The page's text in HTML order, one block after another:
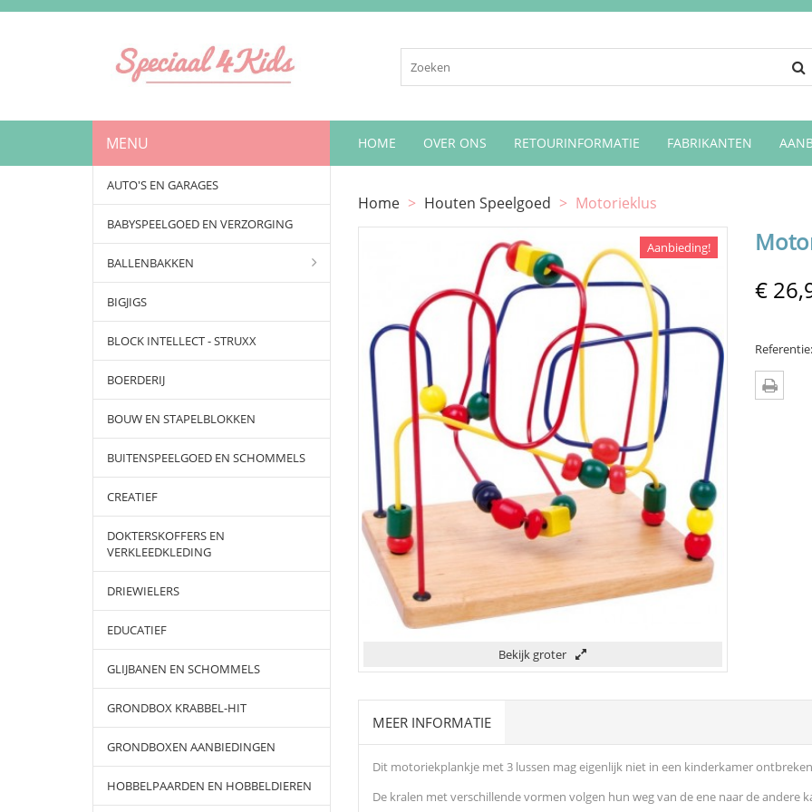
HOME OVER ONS RETOURINFORMATIE FABRIKANTEN
MENU
AUTO'S EN GARAGES
BABYSPEELGOED EN VERZORGING
BALLENBAKKEN
BIGJIGS
BLOCK INTELLECT - STRUXX
BOERDERIJ
BOUW EN STAPELBLOKKEN
BUITENSPEELGOED EN SCHOMMELS
CREATIEF
DOKTERSKOFFERS EN
VERKLEEDKLEDING
DRIEWIELERS
EDUCATIEF
GLIJBANEN EN SCHOMMELS
GRONDBOX KRABBEL-HIT
GRONDBOXEN AANBIEDINGEN
HOBBELPAARDEN EN HOBBELDIEREN
Home > Houten Speelgoed > Motorieklus
Aanbieding!
Bekijk groter
€
Referentie:
MEER INFORMATIE
Dit motoriekplankje met 3 lussen mag eigenlijk niet in een kinderkamer
De kralen met verschillende vormen volgen hun weg van de ene naar de andere